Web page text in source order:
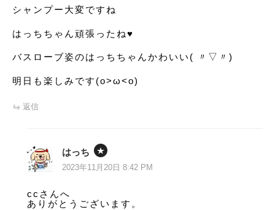
ン
シャンプー大変ですね
はっちちゃん頑張ったね♥️
バスローブ姿のはっちちゃんかわいい( 〃▽〃)
明日も楽しみです(o>ω<o)
返信
はっち
2023年11月20日 8:42 PM
ccさんへ
ありがとうございます。